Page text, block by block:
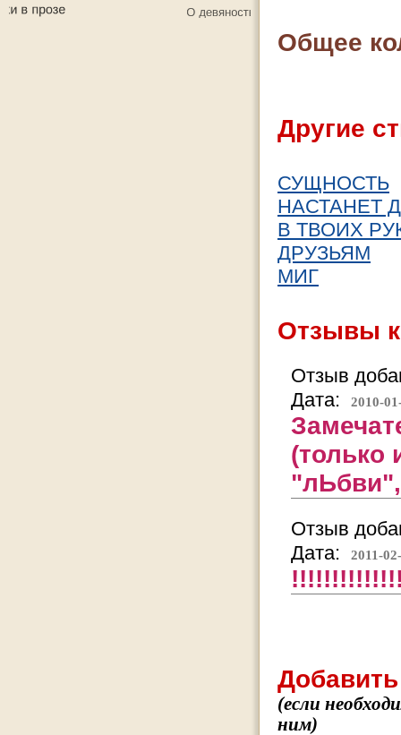
Общее
Другие
СУЩНОСТЬ
НАСТАНЕТ
В ТВОИХ
ДРУЗЬЯМ
МИГ
Отзывы
Отзыв
Дата:
2010-
(только
"лЬбви",
Отзыв
Дата:
2011-
(если
ним)